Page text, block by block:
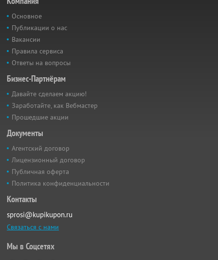
Основное
Публикации о нас
Вакансии
Правила сервиса
Ответы на вопросы
Бизнес-Партнёрам
Давайте сделаем акцию!
Заработайте, как Вебмастер
Прошедшие акции
Документы
Агентский договор
Лицензионный договор
Публичная оферта
Политика конфиденциальности
Контакты
sprosi@kupikupon.ru
Связаться с нами
Мы в Соцсетях